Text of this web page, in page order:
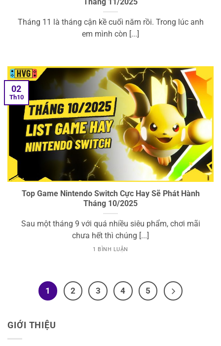
Tháng 11/2025
Tháng 11 là tháng cận kề cuối năm rồi. Trong lúc anh
em mình còn [...]
Top Game Nintendo Switch Cực Hay Sẽ Phát Hành
Tháng 10/2025
Sau một tháng 9 với quá nhiều siêu phẩm, chơi mãi
chưa hết thì chúng [...]
1 BÌNH LUẬN
02
Th10
1 2 3 4 5
GIỚI THIỆU